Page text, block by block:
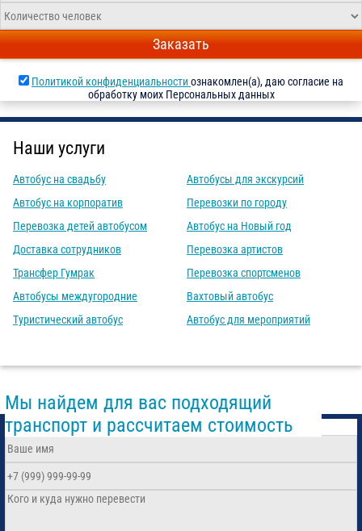
Заказать
Политикой конфиденциальностиознакомлен(а), даю согласие на
обработку моих Персональных данных
Наши услуги
Автобус на свадьбу
Автобус на корпоратив
Перевозка детей автобусом
Доставка сотрудников
Трансфер Гумрак
Автобусы междугородние
Туристический автобус
Автобусы для экскурсий
Перевозки по городу
Автобус на Новый год
Перевозка артистов
Перевозка спортсменов
Вахтовый автобус
Автобус для мероприятий
Мы найдем для вас подходящий
транспорт и рассчитаем стоимость